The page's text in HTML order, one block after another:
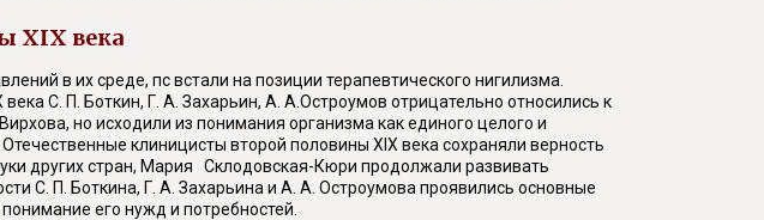
XIX века
в их среде, пс встали на позиции терапевтического нигилизма.
С. П. Боткин, Г. А. Захарьин, А. А.Остроумов отрицательно относились к
но исходили из понимания организма как единого целого и
клиницисты второй половины XIX века сохраняли верность
других стран, Мария Склодовская-Кюри продолжали развивать
С. П. Боткина, Г. А. Захарьина и А. А. Остроумова проявились основные
его нужд и потребностей.